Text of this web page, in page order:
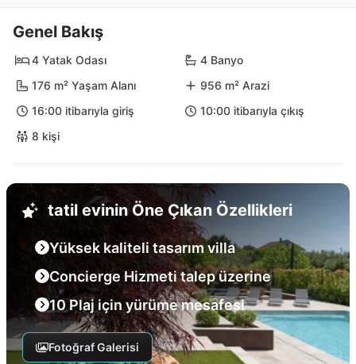
Genel Bakış
4 Yatak Odası
4 Banyo
176 m² Yaşam Alanı
956 m² Arazi
16:00 itibarıyla giriş
10:00 itibarıyla çıkış
8 kişi
tatil evinin Öne Çıkan Özellikleri
Yüksek kaliteli tasarım villa
Concierge Hizmeti talep üzerine
10 Plaj için yürüme mesafesi
Fotoğraf Galerisi